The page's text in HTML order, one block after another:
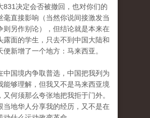
831决定会否被撤回，也对你们的
毫直接影响（当然你说间接激发当
则另作别论），但结论就是本来在
露面的学生，只去不到中国大陆和
便新增了一个地方：马来西亚。
中国境内争取普选，中国把我列为
能够理解，但我又不是马来西亚境
又何须那么夸张地把我拒于门外。
当地华人分享我的经历，又不是在